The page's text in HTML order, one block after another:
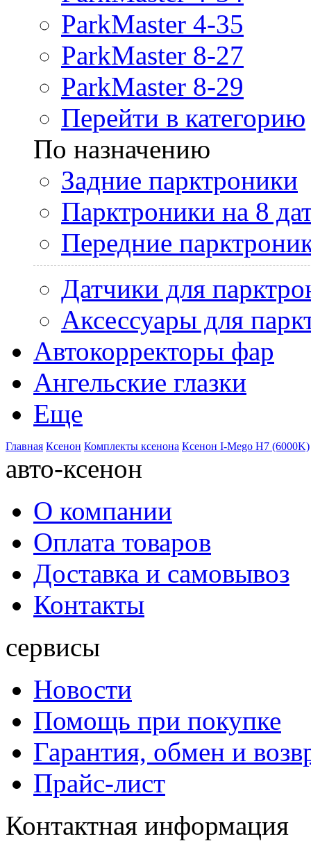
ParkMaster 4-35
ParkMaster 8-27
ParkMaster 8-29
Перейти в категорию
По назначению
Задние парктроники
Парктроники на 8
Передние
Датчики для
Аксессуары для
Автокорректоры фар
Ангельские глазки
Еще
Главная Ксенон Комплекты ксенона Ксенон I-Mego H7 (6000K)
авто-ксенон
О компании
Оплата товаров
Доставка и самовывоз
Контакты
сервисы
Новости
Помощь при покупке
Гарантия, обмен и
Прайс-лист
Контактная информация